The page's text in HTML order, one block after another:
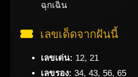
ฉุกเฉิน
เลขเด็ดจากฝันนี้
เลขเด่น: 12, 21
เลขรอง: 34, 43, 56, 65